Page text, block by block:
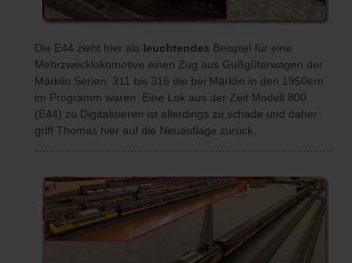
Die E44 zieht hier als leuchtendes Beispiel für eine
Mehrzwecklokomotive einen Zug aus Gußgüterwagen der
Märklin Serien: 311 bis 316 die bei Märklin in den 1950ern
im Programm waren. Eine Lok aus der Zeit Modell 800
(E44) zu Digitalisieren ist allerdings zu schade und daher
griff Thomas hier auf die Neuauflage zurück.